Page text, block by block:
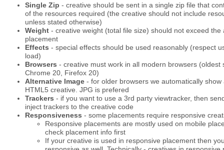
Single Zip - creative should be sent in a single zip file that
of the resources required (the creative should not include
unless stated otherwise)
Weight - creative weight (total file size) should not exceed the
placement
Effects - special effects should be used reasonably (respect
load)
Browsers - creative must work in all modern browsers
Chrome 20, Firefox 20)
Alternative Image - for older browsers we automatically
HTML5 creative. JPG is prefered
Trackers - if you want to use a 3rd party viewtracker, then
inject trackers to the creative code
Responsiveness - some placements require responsive
Responsive placements are mostly used on mobile
check placement info first
If your creative is used in responsive placement then